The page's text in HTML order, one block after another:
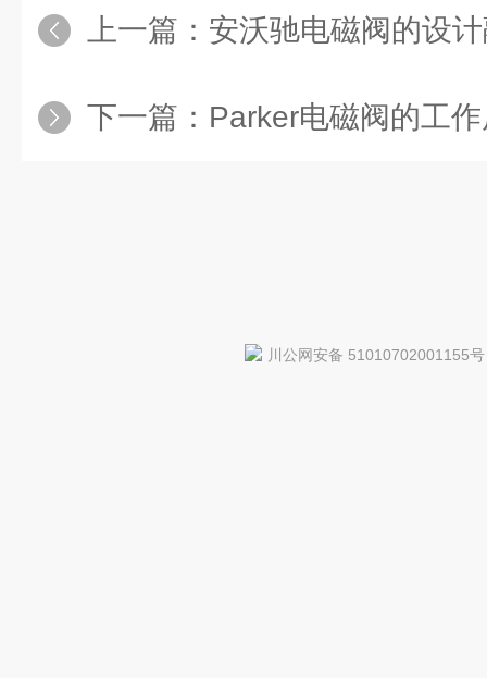
上一篇： 安沃驰电磁阀的设计融合了精
下一篇： Parker电磁阀的工作
川公网安备 51010702001155号